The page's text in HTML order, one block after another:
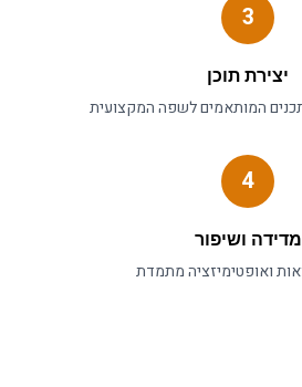
3
יצירת תוכן
המותאמים לשפה המקצועית
4
מדידה ושיפור
ואופטימיזציה מתמדת